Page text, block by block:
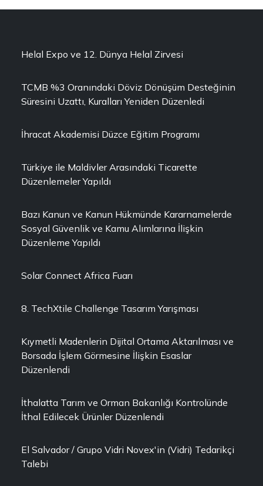
Helal Expo ve 12. Dünya Helal Zirvesi
TCMB %3 Oranındaki Döviz Dönüşüm Desteğinin
Süresini Uzattı, Kuralları Yeniden Düzenledi
İhracat Akademisi Düzce Eğitim Programı
Türkiye ile Maldivler Arasındaki Ticarette
Düzenlemeler Yapıldı
Bazı Kanun ve Kanun Hükmünde Kararnamelerde
Sosyal Güvenlik ve Kamu Alımlarına İlişkin
Düzenleme Yapıldı
Solar Connect Africa Fuarı
8. TechXtile Challenge Tasarım Yarışması
Kıymetli Madenlerin Dijital Ortama Aktarılması ve
Borsada İşlem Görmesine İlişkin Esaslar
Düzenlendi
İthalatta Tarım ve Orman Bakanlığı Kontrolünde
İthal Edilecek Ürünler Düzenlendi
El Salvador / Grupo Vidri Novex'in (Vidri) Tedarikçi
Talebi